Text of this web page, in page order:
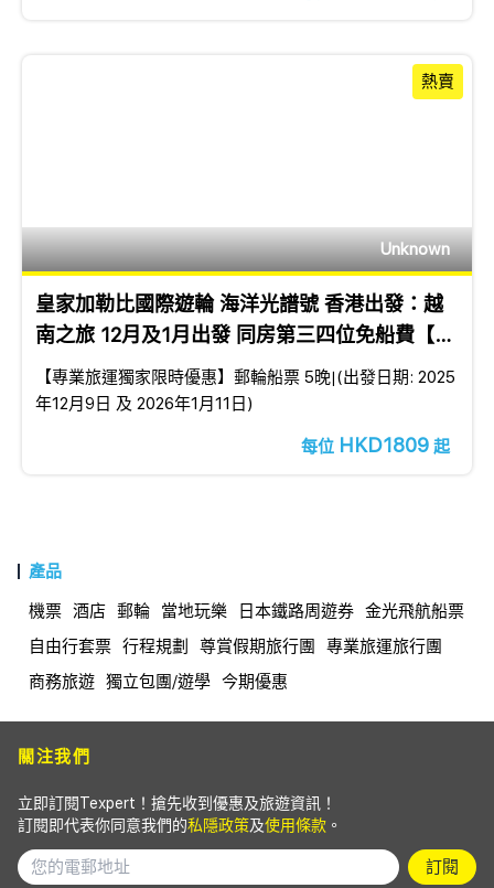
Unknown
熱賣
皇家加勒比國際遊輪 海洋光譜號 香港出發：越
南之旅 12月及1月出發 同房第三四位免船費【獨
家優惠】
【專業旅運獨家限時優惠】郵輪船票 5晚│(出發日期: 2025
年12月9日 及 2026年1月11日)
每位 HKD1809 起
產品
機票 酒店 郵輪 當地玩樂 日本鐵路周遊券 金光飛航船票
自由行套票 行程規劃 尊賞假期旅行團
專業旅運旅行團
商務旅遊 獨立包團/遊學 今期優惠
關注我們
立即訂閱Texpert！搶先收到優惠及旅遊資訊！
訂閱即代表你同意我們的私隱政策及使用條款 。
訂閱